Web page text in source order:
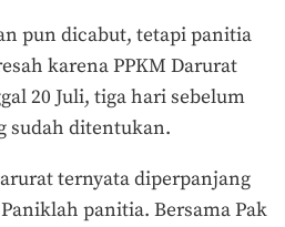
pun dicabut, tetapi panitia
karena PPKM Darurat
20 Juli, tiga hari sebelum
sudah ditentukan.
ternyata diperpanjang
panitia. Bersama Pak